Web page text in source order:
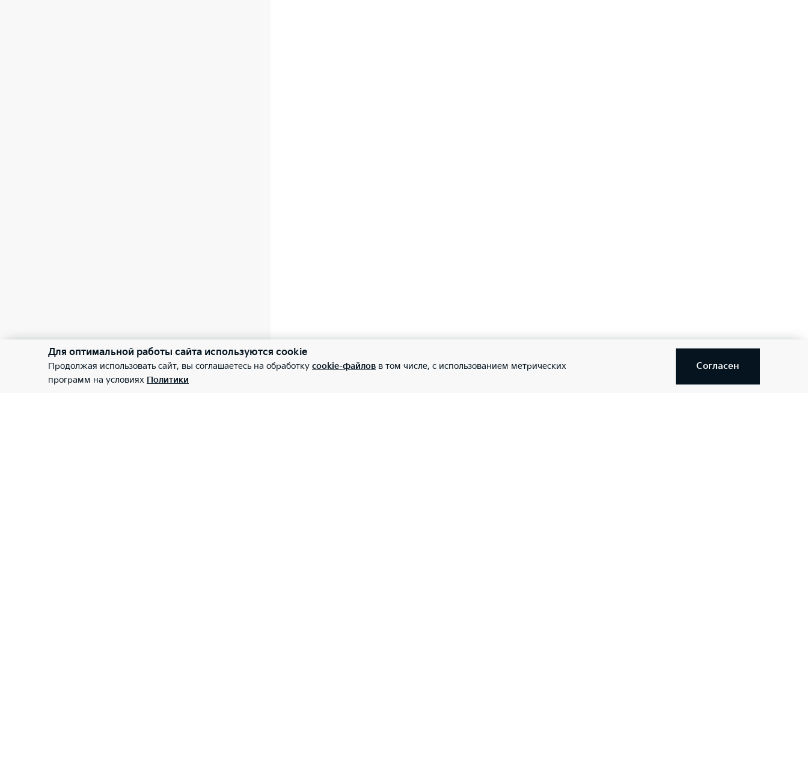
Для оптимальной работы сайта используются cookie
Продолжая использовать сайт, вы соглашаетесь на обработку cookie-файлов в том числе, с использованием метрических
программ на условиях Политики
Согласен